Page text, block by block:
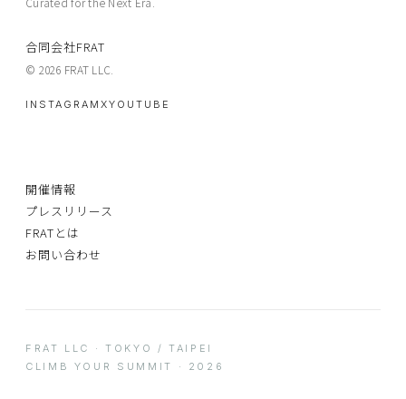
合同会社FRAT
© 2026 FRAT LLC.
INSTAGRAM XYOUTUBE
開催情報
プレスリリース
FRATとは
お問い合わせ
FRAT LLC · TOKYO / TAIPEI
CLIMB YOUR SUMMIT · 2026